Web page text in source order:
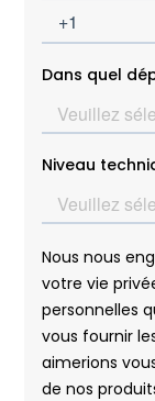
Océan
Paris 20
Rennes
Roanne